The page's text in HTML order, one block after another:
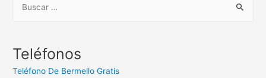
c
Teléfonos
Teléfono De Bermello Gratis